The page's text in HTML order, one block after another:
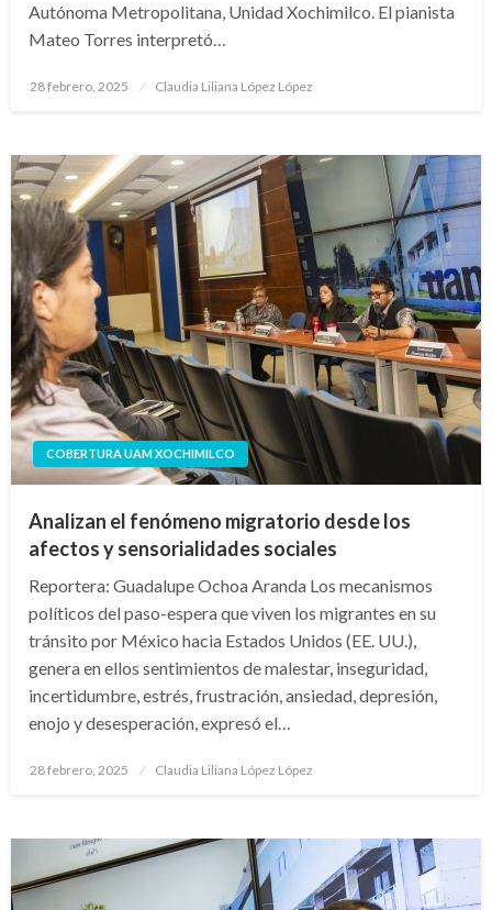
Autónoma Metropolitana, Unidad Xochimilco. El pianista
Mateo Torres interpretó…
Publicado
28 febrero, 2025 Claudia Liliana López López
COBERTURA UAM XOCHIMILCO
Analizan el fenómeno migratorio desde los
afectos y sensorialidades sociales
Reportera: Guadalupe Ochoa Aranda Los mecanismos
políticos del paso-espera que viven los migrantes en su
tránsito por México hacia Estados Unidos (EE. UU.),
genera en ellos sentimientos de malestar, inseguridad,
incertidumbre, estrés, frustración, ansiedad, depresión,
enojo y desesperación, expresó el…
Publicado
28 febrero, 2025 Claudia Liliana López López